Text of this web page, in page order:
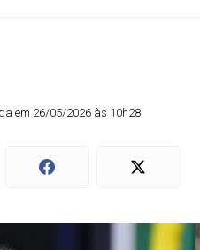
em 26/05/2026 às 10h28